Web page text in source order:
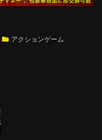
アクションゲーム